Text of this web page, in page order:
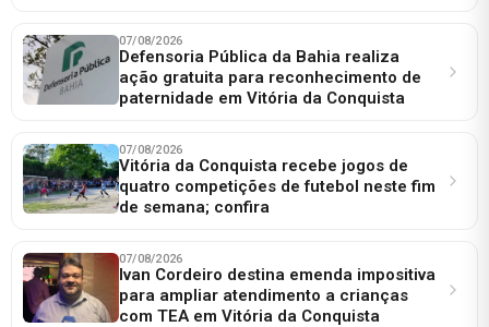
07/08/2026
Defensoria Pública da Bahia realiza
ação gratuita para reconhecimento de
paternidade em Vitória da Conquista
07/08/2026
Vitória da Conquista recebe jogos de
quatro competições de futebol neste fim
de semana; confira
07/08/2026
Ivan Cordeiro destina emenda impositiva
para ampliar atendimento a crianças
com TEA em Vitória da Conquista